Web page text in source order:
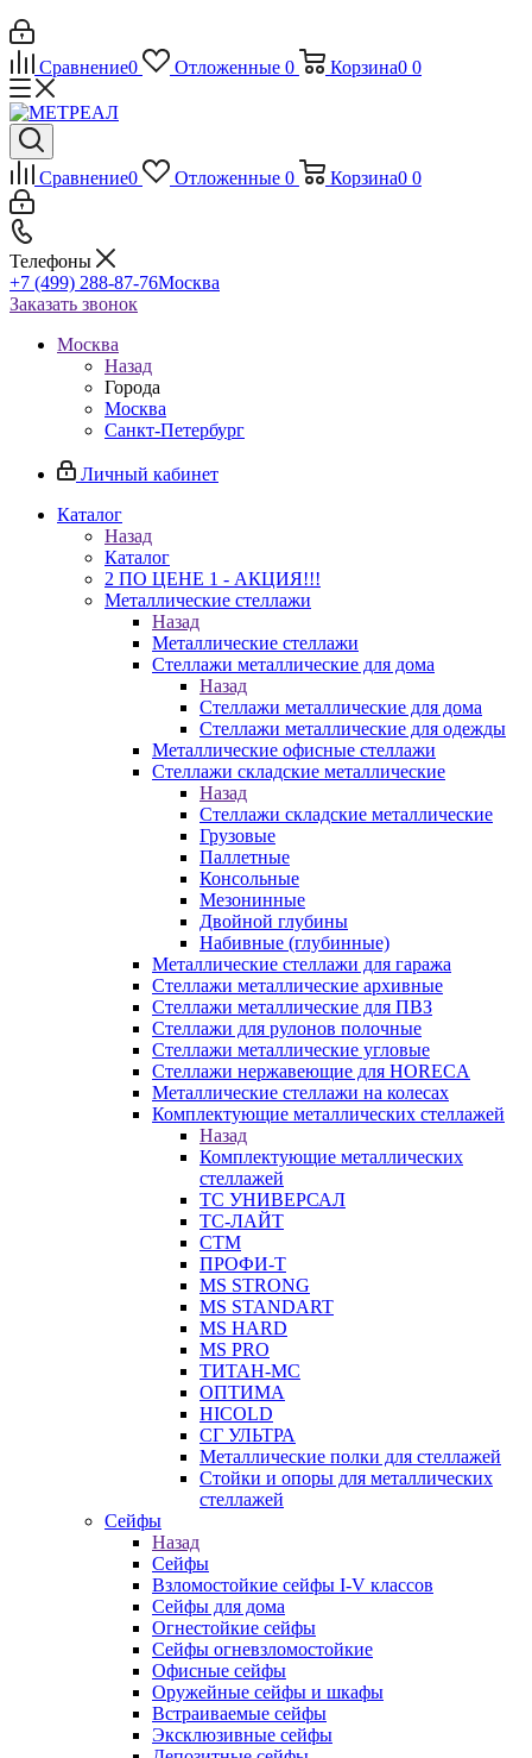
Сравнение0 Отложенные 0 Корзина0 0
Сравнение0 Отложенные 0 Корзина0 0
Телефоны
+7 (499) 288-87-76Москва
Заказать звонок
Москва
Назад
Города
Москва
Санкт-Петербург
Личный кабинет
Каталог
Назад
Каталог
2 ПО ЦЕНЕ 1 - АКЦИЯ!!!
Металлические стеллажи
Назад
Металлические стеллажи
Стеллажи металлические для дома
Назад
Стеллажи металлические для дома
Стеллажи металлические для одежды
Металлические офисные стеллажи
Стеллажи складские металлические
Назад
Стеллажи складские металлические
Грузовые
Паллетные
Консольные
Мезонинные
Двойной глубины
Набивные (глубинные)
Металлические стеллажи для гаража
Стеллажи металлические архивные
Стеллажи металлические для ПВЗ
Стеллажи для рулонов полочные
Стеллажи металлические угловые
Стеллажи нержавеющие для HORECA
Металлические стеллажи на колесах
Комплектующие металлических стеллажей
Назад
Комплектующие металлических
стеллажей
ТС УНИВЕРСАЛ
ТС-ЛАЙТ
СТМ
ПРОФИ-Т
MS STRONG
MS STANDART
MS HARD
MS PRO
ТИТАН-МС
ОПТИМА
HICOLD
СГ УЛЬТРА
Металлические полки для стеллажей
Стойки и опоры для металлических
стеллажей
Сейфы
Назад
Сейфы
Взломостойкие сейфы I-V классов
Сейфы для дома
Огнестойкие сейфы
Сейфы огневзломостойкие
Офисные сейфы
Оружейные сейфы и шкафы
Встраиваемые сейфы
Эксклюзивные сейфы